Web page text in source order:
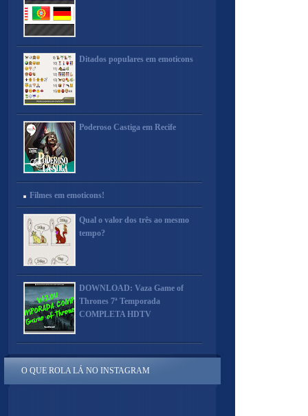
Ditados populares em emoticons
Poderoso Castiga em Recife
Filmes em emoticons!
Qual o valor dos três ao mesmo
tempo?
DOWNLOAD: Vaza Game of
Thrones 7ª Temporada
COMPLETA HDTV
O QUE ROLA LÁ NO INSTAGRAM